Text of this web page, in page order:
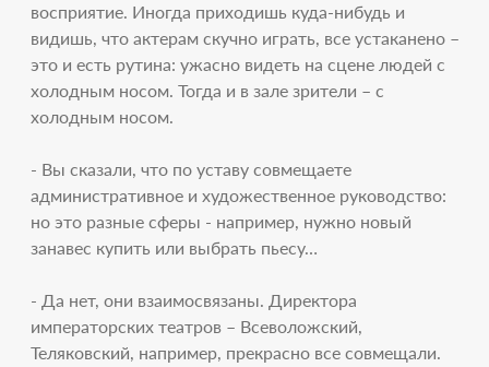
восприятие. Иногда приходишь куда-нибудь и
видишь, что актерам скучно играть, все устаканено –
это и есть рутина: ужасно видеть на сцене людей с
холодным носом. Тогда и в зале зрители – с
холодным носом.
- Вы сказали, что по уставу совмещаете
административное и художественное руководство:
но это разные сферы - например, нужно новый
занавес купить или выбрать пьесу…
- Да нет, они взаимосвязаны. Директора
императорских театров – Всеволожский,
Теляковский, например, прекрасно все совмещали.